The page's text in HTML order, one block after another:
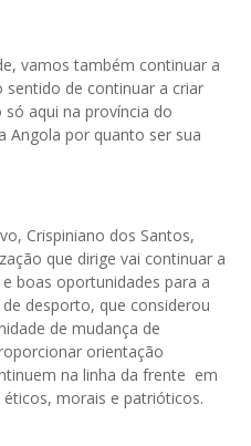
vamos também continuar a
de continuar a criar
aqui na província do
Angola por quanto ser sua
Crispiniano dos Santos,
que dirige vai continuar a
boas oportunidades para a
desporto, que considerou
de mudança de
orientação
na linha da frente em
morais e patrióticos.